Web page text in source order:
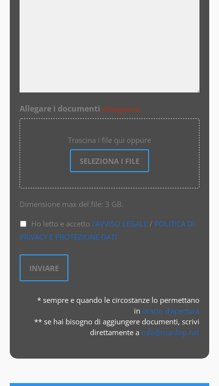
Allegare i documenti (Obbligatorio)
Trascina i file qui oppure
SELEZIONA I FILE
Dimensione max del file: 3 GB.
Ho letto e accetto l'AVVISO LEGALE/ POLITICA DI
PRIVACY E PROTEZIONE DATI
* sempre e quando le circostanze lo permettano
in orario d’apertura
** se hai bisogno di aggiungere documenti, scrivi
direttamente a info@manlop.net